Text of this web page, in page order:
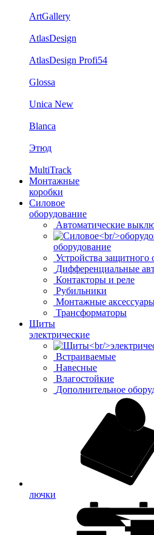
ArtGallery
AtlasDesign
AtlasDesign Profi54
Glossa
Unica New
Blanca
Этюд
MultiTrack
Монтажные
коробки
Силовое
оборудование
Автоматические
оборудование
Устройства
Дифференциальные
Контакторы и реле
Рубильники
Монтажные
Трансформаторы
Щиты
электрические
Встраиваемые
Навесные
Влагостойкие
Дополнительное
лючки